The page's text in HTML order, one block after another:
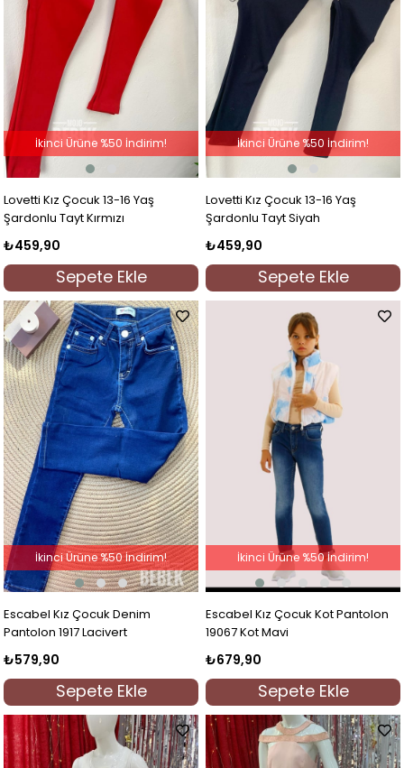
Lovetti Kız Çocuk 13-16 Yaş
Şardonlu Tayt Kırmızı
₺459,90
Sepete Ekle
İkinci Ürüne %50 İndirim!
Lovetti Kız Çocuk 13-16 Yaş
Şardonlu Tayt Siyah
₺459,90
Sepete Ekle
İkinci Ürüne %50 İndirim!
Escabel Kız Çocuk Denim
Pantolon 1917 Lacivert
₺579,90
Sepete Ekle
İkinci Ürüne %50 İndirim!
Escabel Kız Çocuk Kot Pantolon
19067 Kot Mavi
₺679,90
Sepete Ekle
İkinci Ürüne %50 İndirim!